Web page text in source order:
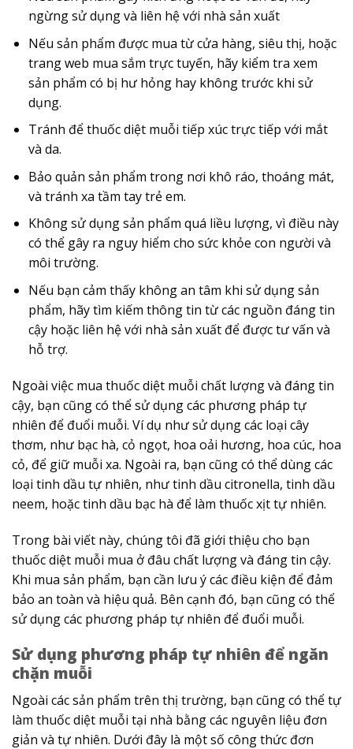
ngừng sử dụng và liên hệ với nhà sản xuất
Nếu sản phẩm được mua từ cửa hàng, siêu thị, hoặc
trang web mua sắm trực tuyến, hãy kiểm tra xem
sản phẩm có bị hư hỏng hay không trước khi sử
dụng.
Tránh để thuốc diệt muỗi tiếp xúc trực tiếp với mắt
và da.
Bảo quản sản phẩm trong nơi khô ráo, thoáng mát,
và tránh xa tầm tay trẻ em.
Không sử dụng sản phẩm quá liều lượng, vì điều này
có thể gây ra nguy hiểm cho sức khỏe con người và
môi trường.
Nếu bạn cảm thấy không an tâm khi sử dụng sản
phẩm, hãy tìm kiếm thông tin từ các nguồn đáng tin
cậy hoặc liên hệ với nhà sản xuất để được tư vấn và
hỗ trợ.
Ngoài việc mua thuốc diệt muỗi chất lượng và đáng tin
cậy, bạn cũng có thể sử dụng các phương pháp tự
nhiên để đuổi muỗi. Ví dụ như sử dụng các loại cây
thơm, như bạc hà, cỏ ngọt, hoa oải hương, hoa cúc, hoa
cỏ, để giữ muỗi xa. Ngoài ra, bạn cũng có thể dùng các
loại tinh dầu tự nhiên, như tinh dầu citronella, tinh dầu
neem, hoặc tinh dầu bạc hà để làm thuốc xịt tự nhiên.
Trong bài viết này, chúng tôi đã giới thiệu cho bạn
thuốc diệt muỗi mua ở đâu chất lượng và đáng tin cậy.
Khi mua sản phẩm, bạn cần lưu ý các điều kiện để đảm
bảo an toàn và hiệu quả. Bên cạnh đó, bạn cũng có thể
sử dụng các phương pháp tự nhiên để đuổi muỗi.
Sử dụng phương pháp tự nhiên để ngăn
chặn muỗi
Ngoài các sản phẩm trên thị trường, bạn cũng có thể tự
làm thuốc diệt muỗi tại nhà bằng các nguyên liệu đơn
giản và tự nhiên. Dưới đây là một số công thức đơn